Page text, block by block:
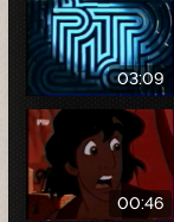
03:09
00:46